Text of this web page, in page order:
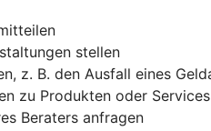
stellen
z. B. den Ausfall eines
zu Produkten oder
Beraters anfragen